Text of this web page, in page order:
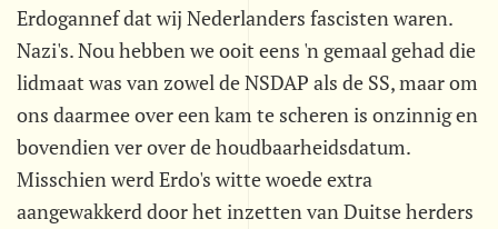
Erdogannef dat wij Nederlanders fascisten waren.
Nazi's. Nou hebben we ooit eens 'n gemaal gehad die
lidmaat was van zowel de NSDAP als de SS, maar om
ons daarmee over een kam te scheren is onzinnig en
bovendien ver over de houdbaarheidsdatum.
Misschien werd Erdo's witte woede extra
aangewakkerd door het inzetten van Duitse herders